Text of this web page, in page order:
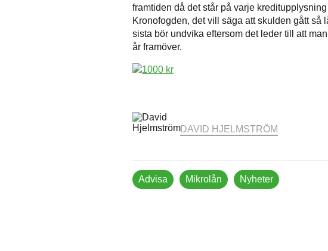
framtiden då det står på varje
Kronofogden, det vill säga att skulden gått så
sista bör undvika eftersom det leder till att
år framöver.
DAVID HJELMSTRÖM
Advisa Mikrolån Nyheter